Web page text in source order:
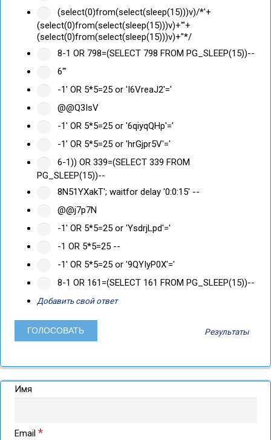
(select(0)from(select(sleep(15)))v)/*'+
(select(0)from(select(sleep(15)))v)+'"+
(select(0)from(select(sleep(15)))v)+"*/
8-1 OR 798=(SELECT 798 FROM PG_SLEEP(15))--
6'"
-1' OR 5*5=25 or 'I6VreaJ2'='
@@Q3IsV
-1' OR 5*5=25 or '6qiyqQHp'='
-1' OR 5*5=25 or 'hrGjpr5V'='
6-1)) OR 339=(SELECT 339 FROM
PG_SLEEP(15))--
8N51YXakT'; waitfor delay '0:0:15' --
@@j7p7N
-1' OR 5*5=25 or 'YsdrjLpd'='
-1 OR 5*5=25 --
-1' OR 5*5=25 or '9QYIyP0X'='
8-1 OR 161=(SELECT 161 FROM PG_SLEEP(15))--
Добавить свой ответ
Результаты
Имя
Email *